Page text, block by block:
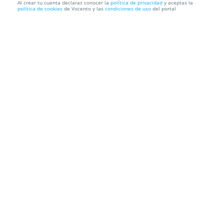
El mejor Menú Degustación para 2 en Ambrosia,
Al crear tu cuenta declaras conocer la política de privacidad y aceptas la
política de cookies de Vocento y las condiciones de uso del portal